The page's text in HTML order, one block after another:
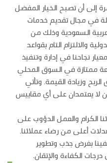
أن تصبح الخيار المفضل
في مجال تقديم خدمات
السعودية وذلك من
والالتزام التام بقواعد
نجاحنا في إدارة وتنفيذ
ممتازة في السوق المحلي
وزيادة القيمة. وتأتي
لا يعتمدان على أي مقاييس
الكرام والعمل الدؤوب على
أعلى من رضاء عملائنا.
بغرض جذب وتطوير
الكفاءة والإتقان.